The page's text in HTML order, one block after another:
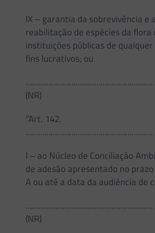
IX – garantia da sobrevivência e
reabilitação de espécies da
instituições públicas de
fins lucrativos; ou
(NR)
“Art. 142.
I – ao Núcleo de Conciliação
de adesão apresentado no
A ou até a data da audiência de
(NR)